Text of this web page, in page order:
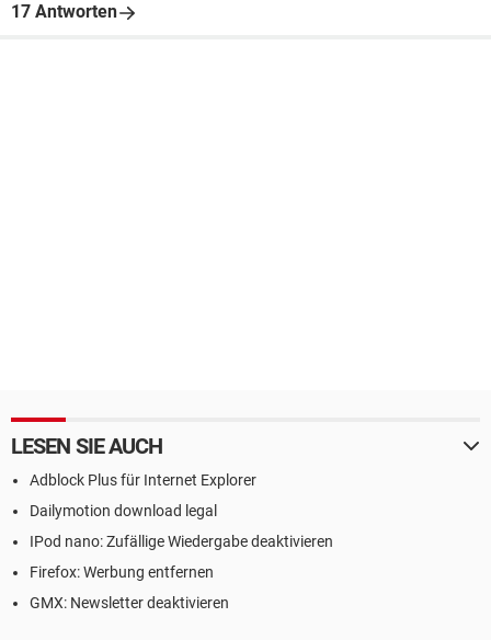
17 Antworten
LESEN SIE AUCH
Adblock Plus für Internet Explorer
Dailymotion download legal
IPod nano: Zufällige Wiedergabe deaktivieren
Firefox: Werbung entfernen
GMX: Newsletter deaktivieren